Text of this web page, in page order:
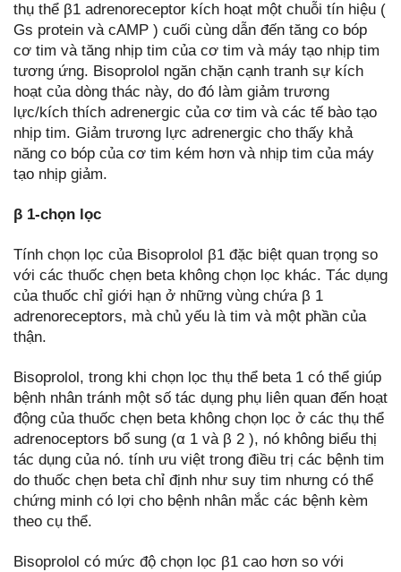
thụ thể β1 adrenoreceptor kích hoạt một chuỗi tín hiệu (
Gs protein và cAMP ) cuối cùng dẫn đến tăng co bóp
cơ tim và tăng nhịp tim của cơ tim và máy tạo nhịp tim
tương ứng. Bisoprolol ngăn chặn cạnh tranh sự kích
hoạt của dòng thác này, do đó làm giảm trương
lực/kích thích adrenergic của cơ tim và các tế bào tạo
nhịp tim. Giảm trương lực adrenergic cho thấy khả
năng co bóp của cơ tim kém hơn và nhịp tim của máy
tạo nhịp giảm.
β 1-chọn lọc
Tính chọn lọc của Bisoprolol β1 đặc biệt quan trọng so
với các thuốc chẹn beta không chọn lọc khác. Tác dụng
của thuốc chỉ giới hạn ở những vùng chứa β 1
adrenoreceptors, mà chủ yếu là tim và một phần của
thận.
Bisoprolol, trong khi chọn lọc thụ thể beta 1 có thể giúp
bệnh nhân tránh một số tác dụng phụ liên quan đến hoạt
động của thuốc chẹn beta không chọn lọc ở các thụ thể
adrenoceptors bổ sung (α 1 và β 2 ), nó không biểu thị
tác dụng của nó. tính ưu việt trong điều trị các bệnh tim
do thuốc chẹn beta chỉ định như suy tim nhưng có thể
chứng minh có lợi cho bệnh nhân mắc các bệnh kèm
theo cụ thể.
Bisoprolol có mức độ chọn lọc β1 cao hơn so với